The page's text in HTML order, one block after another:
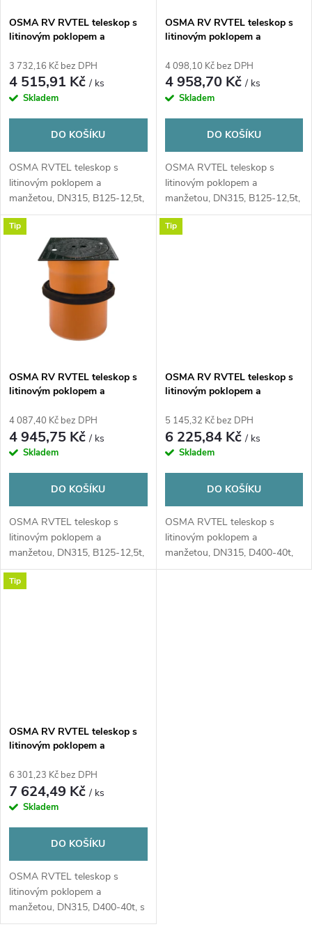
p
r
o
u
k
t
s
p
r
o
d
u
k
OSMA RV RVTEL teleskop s
litinovým poklopem a
bez odvětrání, PP/PVC,
oranžová
3 732,16 Kč bez DPH
4 515,91 Kč/ ks
Skladem
DO KOŠÍKU
OSMA RVTEL teleskop s
litinovým poklopem a
manžetou, DN315, B125-12,5t,
bez odvětrání
OSMA RV RVTEL teleskop s
litinovým poklopem a
s mříží, PP/PVC, oranžová
4 098,10 Kč bez DPH
4 958,70 Kč/ ks
Skladem
DO KOŠÍKU
OSMA RVTEL teleskop s
litinovým poklopem a
manžetou, DN315, B125-12,5t,
s mříží
Tip
OSMA RV RVTEL teleskop s
litinovým poklopem a
s odvětráním, PP/PVC,
oranžová
4 087,40 Kč bez DPH
4 945,75 Kč/ ks
Skladem
DO KOŠÍKU
OSMA RVTEL teleskop s
litinovým poklopem a
manžetou, DN315, B125-12,5t,
s odvětráním
Tip
OSMA RV RVTEL teleskop s
litinovým poklopem a
bez odvětrání, PP/PVC,
oranžová
5 145,32 Kč bez DPH
6 225,84 Kč/ ks
Skladem
DO KOŠÍKU
OSMA RVTEL teleskop s
litinovým poklopem a
manžetou, DN315, D400-40t,
bez odvětrání
Tip
OSMA RV RVTEL teleskop s
litinovým poklopem a
odvětráním, PP/PVC, oranžová
6 301,23 Kč bez DPH
7 624,49 Kč/ ks
Skladem
DO KOŠÍKU
OSMA RVTEL teleskop s
litinovým poklopem a
manžetou, DN315, D400-40t, s
odvětráním